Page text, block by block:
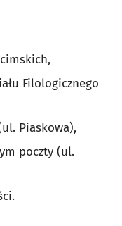
Filologicznego
Piaskowa),
poczty (ul.